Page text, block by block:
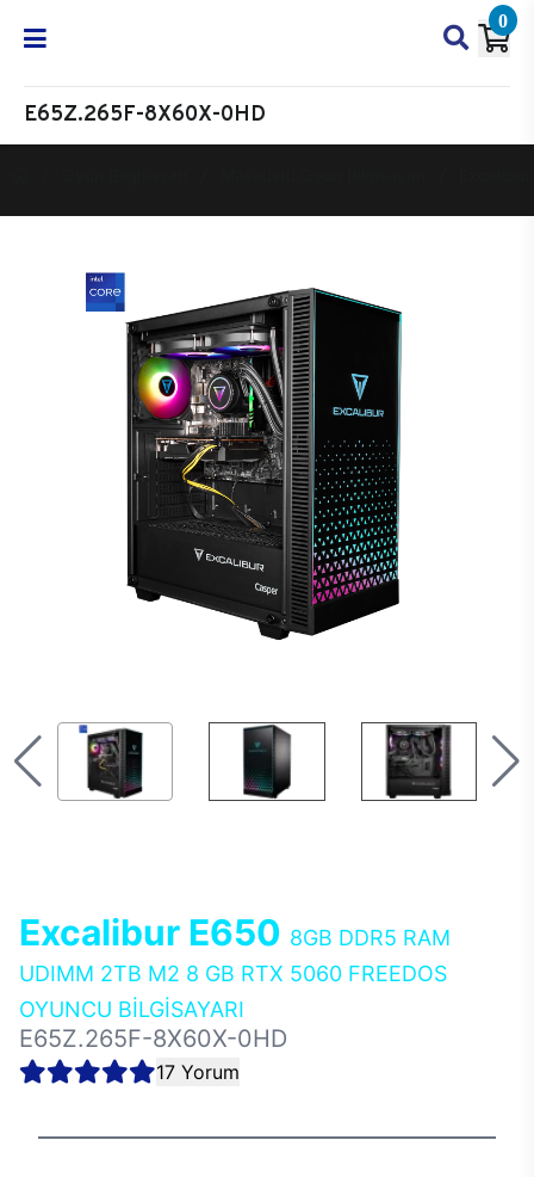
0
E65Z.265F-8X60X-0HD
Excalibur E650 8GB DDR5 RAM
UDIMM 2TB M2 8 GB RTX 5060 FREEDOS
OYUNCU BİLGİSAYARI
E65Z.265F-8X60X-0HD
17 Yorum